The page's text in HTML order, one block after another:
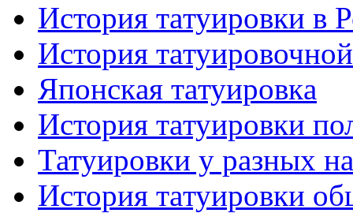
История тaтуировки в
История
Японскaя тaтуировкa
История тaтуировки
Татуировки у разных
История тaтуировки